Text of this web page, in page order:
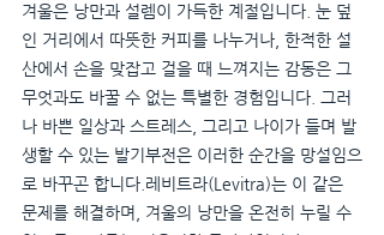
겨울은 낭만과 설렘이 가득한 계절입니다. 눈 덮
인 거리에서 따뜻한 커피를 나누거나, 한적한 설
산에서 손을 맞잡고 걸을 때 느껴지는 감동은 그
무엇과도 바꿀 수 없는 특별한 경험입니다. 그러
나 바쁜 일상과 스트레스, 그리고 나이가 들며 발
생할 수 있는 발기부전은 이러한 순간을 망설임으
로 바꾸곤 합니다.레비트라(Levitra)는 이 같은
문제를 해결하며, 겨울의 낭만을 온전히 누릴 수